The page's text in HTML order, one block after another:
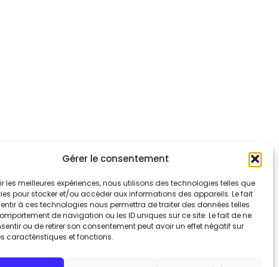
Gérer le consentement
les meilleures expériences, nous utilisons des technologies telles que
pour stocker et/ou accéder aux informations des appareils. Le fait
à ces technologies nous permettra de traiter des données telles
de navigation ou les ID uniques sur ce site. Le fait de ne
ou de retirer son consentement peut avoir un effet négatif sur
caractéristiques et fonctions.